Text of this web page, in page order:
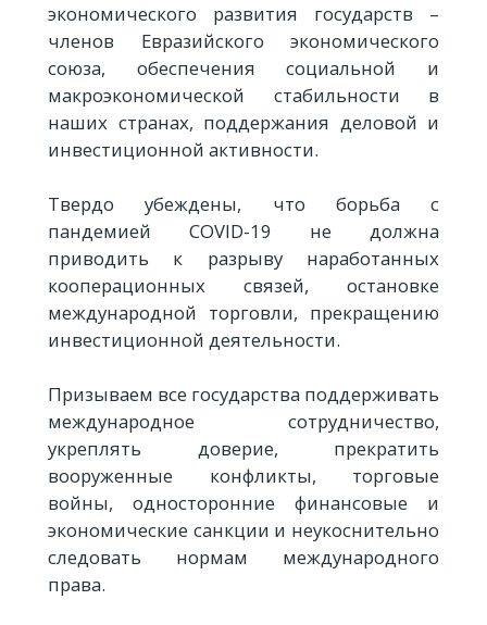
экономического развития государств –
членов Евразийского экономического
союза, обеспечения социальной и
макроэкономической стабильности в
наших странах, поддержания деловой и
инвестиционной активности.
Твердо убеждены, что борьба с
пандемией COVID-19 не должна
приводить к разрыву наработанных
кооперационных связей, остановке
международной торговли, прекращению
инвестиционной деятельности.
Призываем все государства поддерживать
международное сотрудничество,
укреплять доверие, прекратить
вооруженные конфликты, торговые
войны, односторонние финансовые и
экономические санкции и неукоснительно
следовать нормам международного
права.